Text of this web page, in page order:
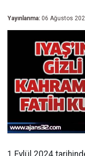
Yayınlanma: 06 Ağustos
1 Eylül 2024